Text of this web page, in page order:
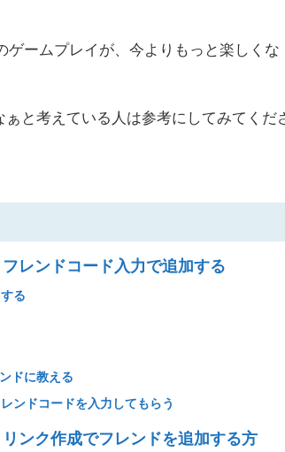
ームプレイが、今よりもっと楽しくな
と考えている人は参考にしてみてくだ
レンドコード入力で追加する
る
ドに教える
ンドコードを入力してもらう
ンク作成でフレンドを追加する方